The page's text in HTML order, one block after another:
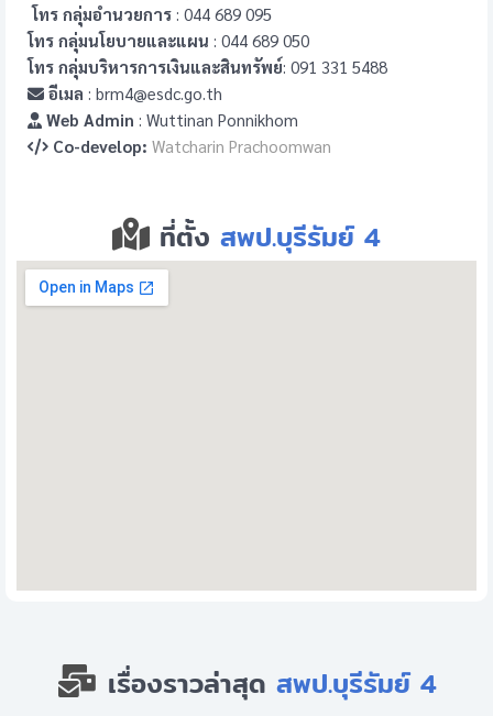
โทร กลุ่มอำนวยการ : 044 689 095
โทร กลุ่มนโยบายและแผน : 044 689 050
โทร กลุ่มบริหารการเงินและสินทรัพย์: 091 331 5488
อีเมล : brm4@esdc.go.th
Web Admin : Wuttinan Ponnikhom
Co-develop: Watcharin Prachoomwan
ที่ตั้ง สพป.บุรีรัมย์ 4
เรื่องราวล่าสุด สพป.บุรีรัมย์ 4